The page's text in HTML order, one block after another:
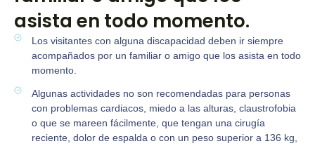
asista en todo momento.
Los visitantes con alguna discapacidad deben ir siempre
acompañados por un familiar o amigo que los asista en todo
momento.
Algunas actividades no son recomendadas para personas
con problemas cardiacos, miedo a las alturas, claustrofobia
o que se mareen fácilmente, que tengan una cirugía
reciente, dolor de espalda o con un peso superior a 136 kg,